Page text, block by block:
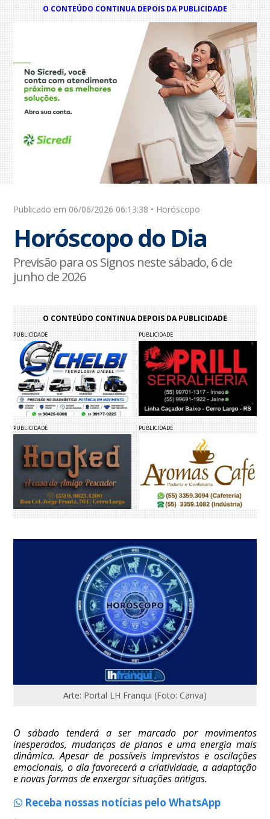
O CONTEÚDO CONTINUA DEPOIS DA PUBLICIDADE
Publicado em 06/06/2026 06:13:38 • Horóscopo
Horóscopo do Dia
Previsão para os Signos neste sábado, 6 de
junho de 2026
O CONTEÚDO CONTINUA DEPOIS DA PUBLICIDADE
PUBLICIDADE PUBLICIDADE
PUBLICIDADE PUBLICIDADE
Arte: Portal LH Franqui (Foto: Canva)
O sábado tenderá a ser marcado por movimentos
inesperados, mudanças de planos e uma energia mais
dinâmica. Apesar de possíveis imprevistos e oscilações
emocionais, o dia favorecerá a criatividade, a adaptação
e novas formas de enxergar situações antigas.
Receba nossas notícias pelo WhatsApp